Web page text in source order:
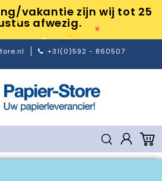
vakantie zijn wij tot 25
afwezig.
+31(0)592 - 860507